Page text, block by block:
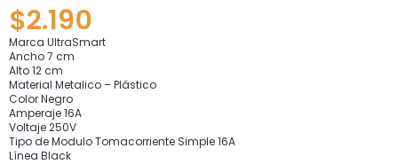
$2.190
Marca UltraSmart
Ancho 7 cm
Alto 12 cm
Material Metalico – Plástico
Color Negro
Amperaje 16A
Voltaje 250V
Tipo de Modulo Tomacorriente Simple 16A
Línea Black